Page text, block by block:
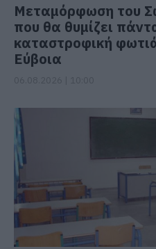
Μεταμόρφωση του
που θα θυμίζει
καταστροφική
Εύβοια